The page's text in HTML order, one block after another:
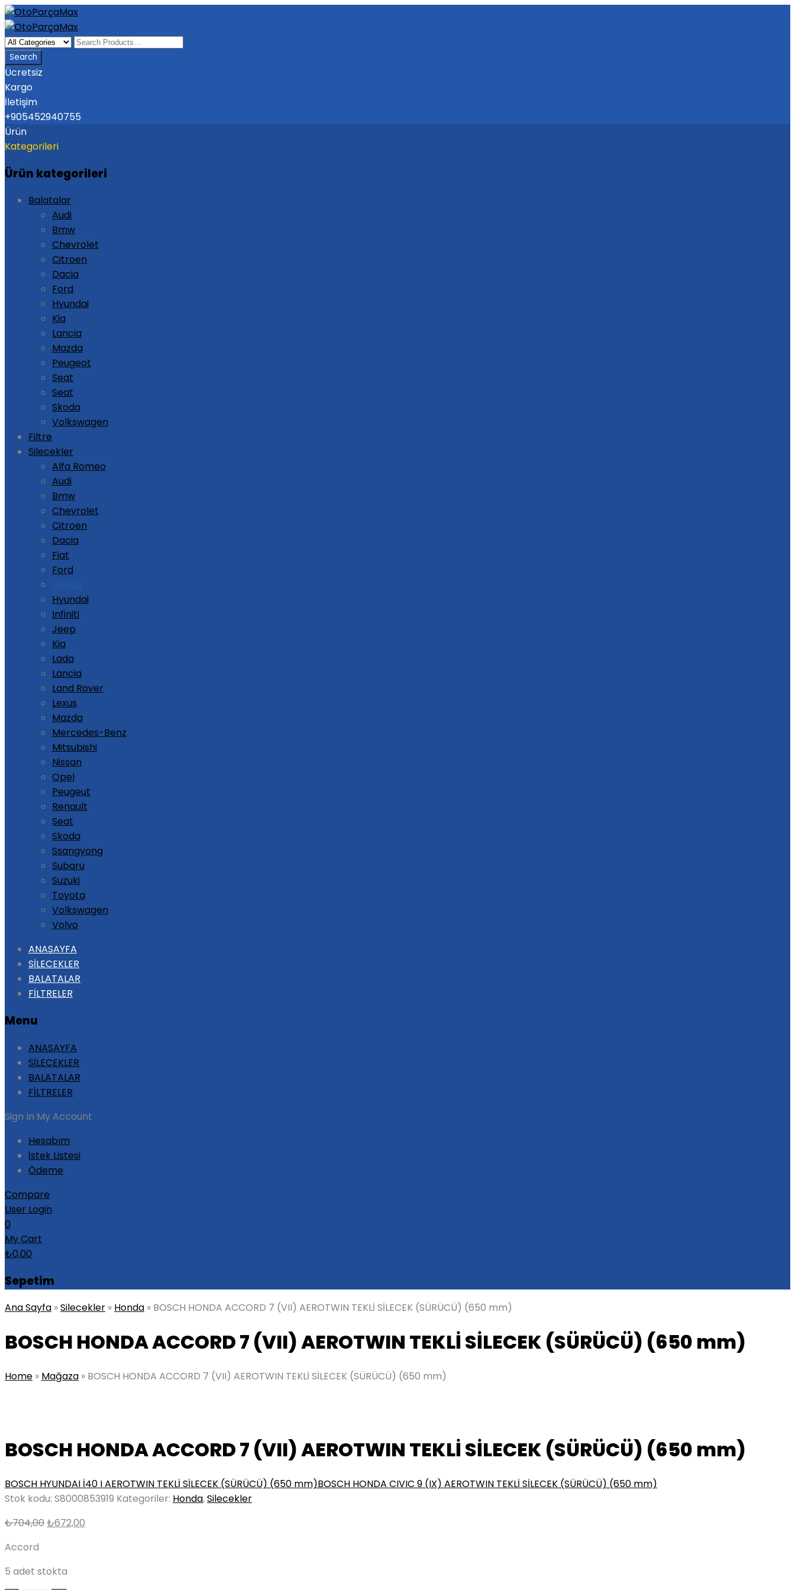
Ücretsiz
Kargo
İletişim
+905452940755
Ürün
Kategorileri
Ürün kategorileri
Balatalar
Audi
Bmw
Chevrolet
Citroen
Dacia
Ford
Hyundai
Kia
Lancia
Mazda
Peugeot
Seat
Seat
Skoda
Volkswagen
Filtre
Silecekler
Alfa Romeo
Audi
Bmw
Chevrolet
Citroen
Dacia
Fiat
Ford
Hyundai
Infiniti
Jeep
Kia
Lada
Lancia
Land Rover
Lexus
Mazda
Mercedes-Benz
Mitsubishi
Nissan
Opel
Peugeut
Renault
Seat
Skoda
Ssangyong
Subaru
Suzuki
Toyota
Volkswagen
Volvo
Skip
content
ANASAYFA
SİLECEKLER
BALATALAR
FİLTRELER
Menu
ANASAYFA
SİLECEKLER
BALATALAR
FİLTRELER
Sign In My Account
Hesabım
İstek Listesi
Ödeme
Compare
User Login
0
My Cart
₺0,00
Sepetim
Ana Sayfa »Silecekler » Honda » BOSCH HONDA ACCORD 7 (VII) AEROTWIN TEKLİ SİLECEK (SÜRÜCÜ) (650 mm)
BOSCH HONDA ACCORD 7 (VII) AEROTWIN TEKLİ SİLECEK (SÜRÜCÜ) (650 mm)
Home » Mağaza » BOSCH HONDA ACCORD 7 (VII) AEROTWIN TEKLİ SİLECEK (SÜRÜCÜ) (650 mm)
BOSCH HONDA ACCORD 7 (VII) AEROTWIN TEKLİ SİLECEK (SÜRÜCÜ) (650 mm)
BOSCH HYUNDAI İ40 I AEROTWIN TEKLİ SİLECEK (SÜRÜCÜ) (650 mm)BOSCH HONDA CIVIC 9 (IX) AEROTWIN TEKLİ SİLECEK (SÜRÜCÜ) (650 mm)
Stok kodu: S8000853919 Kategoriler: Honda,Silecekler
₺704,00Orijinal
₺672,00
Accord
5 adet stokta